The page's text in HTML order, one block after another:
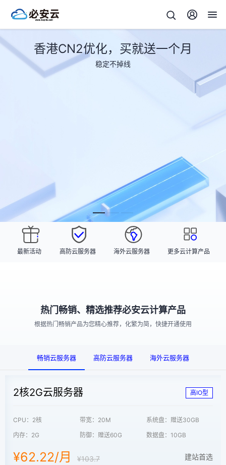
香港CN2优化，买就送一个月
稳定不掉线
最新活动 高防云服务器 海外云服务器 更多云计算产品
热门畅销、精选推荐必安云计算产品
根据热门畅销产品为您精心推荐，化繁为简，快捷开通使用
畅销云服务器 高防云服务器 海外云服务器
2核2G云服务器 高IO型
CPU：2核 带宽：20M
系统盘：赠送30GB
内存：2G
防御：赠送60G 数据盘：10GB
¥62.22/月 ¥103.7 建站首选